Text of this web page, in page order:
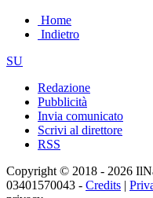
Home
Indietro
SU
Redazione
Pubblicità
Invia comunicato
Scrivi al direttore
RSS
Copyright © 2018 - 2026
03401570043 - Credits |